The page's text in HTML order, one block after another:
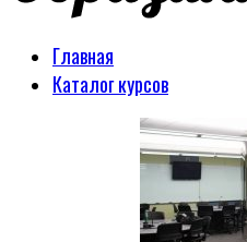
Главная
Каталог курсов